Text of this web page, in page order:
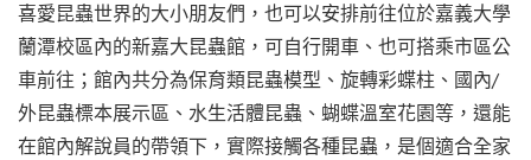
喜愛昆蟲世界的大小朋友們，也可以安排前往位於嘉義大學
蘭潭校區內的新嘉大昆蟲館，可自行開車、也可搭乘市區公
車前往；館內共分為保育類昆蟲模型、旋轉彩蝶柱、國內/
外昆蟲標本展示區、水生活體昆蟲、蝴蝶溫室花園等，還能
在館內解說員的帶領下，實際接觸各種昆蟲，是個適合全家